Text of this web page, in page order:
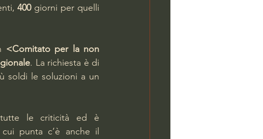
400 giorni per quelli
<Comitato per la non
. La richiesta è di
soldi le soluzioni a un
le criticità ed è